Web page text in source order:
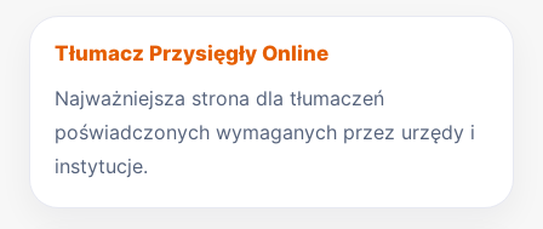
Tłumacz Przysięgły Online
Najważniejsza strona dla tłumaczeń
poświadczonych wymaganych przez urzędy i
instytucje.